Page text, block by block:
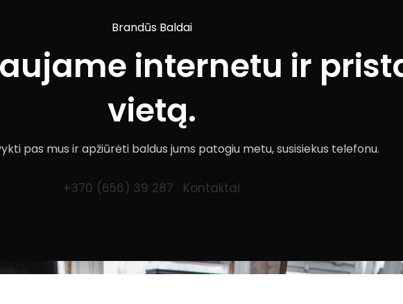
Brandūs Baldai
internetu ir
vietą.
pas mus ir apžiūrėti baldus jums patogiu metu, susisiekus telefonu.
+370 (656) 39 287 Kontaktai